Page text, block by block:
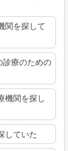
関を探して
診療のための
機関を探し
していた